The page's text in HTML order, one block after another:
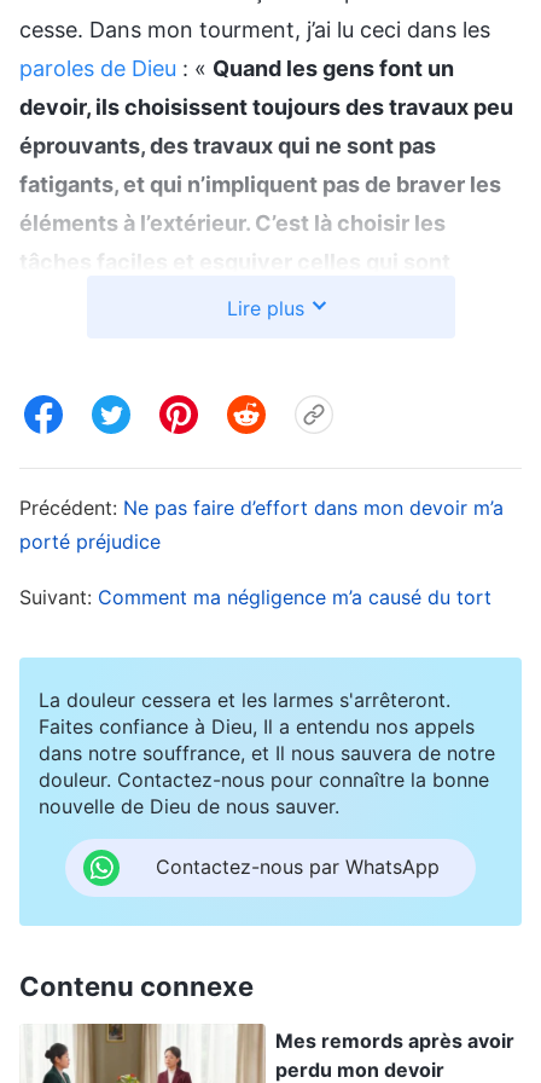
cesse. Dans mon tourment, j’ai lu ceci dans les
paroles de Dieu : « Quand les gens font un
devoir, ils choisissent toujours des travaux peu
éprouvants, des travaux qui ne sont pas
fatigants, et qui n’impliquent pas de braver les
éléments à l’extérieur. C’est là choisir les
tâches faciles et esquiver celles qui sont
difficiles, et c’est une manifestation de la
difficile, un peu fatigant, quand il implique de
et les vêtements, et les plaisirs de la chair.)
cela relève de manifestations de la convoitise
genre voit qu’une tâche est trop laborieuse ou
Lui-même ne fait qu’un travail facile, et il se
trouve des excuses, en disant qu’il est de
calibre médiocre, qu’il manque de capacités de
travail et ne peut pas endosser cette tâche,
alors qu’en réalité, c’est parce qu’il convoite le
confort de la chair. […] En plus, quand les gens
font un devoir, ils se plaignent constamment de
effort, et dès qu’ils ont un peu de temps libre, ils
se reposent, bavardent oisivement ou
s’adonnent à des loisirs et des divertissements.
Lire plus
Précédent: Ne pas faire d’effort dans mon devoir m’a
porté préjudice
Suivant: Comment ma négligence m’a causé du tort
La douleur cessera et les larmes s'arrêteront.
Faites confiance à Dieu, Il a entendu nos appels
dans notre souffrance, et Il nous sauvera de notre
douleur. Contactez-nous pour connaître la bonne
nouvelle de Dieu de nous sauver.
Contactez-nous par WhatsApp
Contenu connexe
Mes remords après avoir
perdu mon devoir